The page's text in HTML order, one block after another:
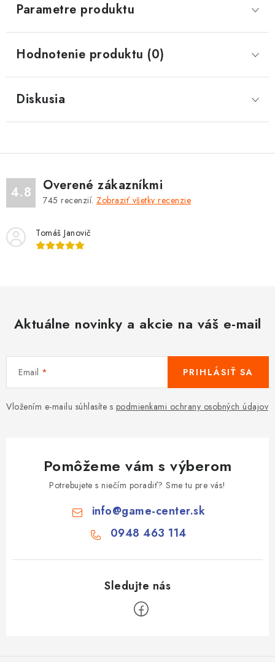
Parametre produktu
Hodnotenie produktu (0)
Diskusia
4.8 Overené zákazníkmi
745 recenzií. Zobraziť všetky recenzie
Tomáš Janovič
Aktuálne novinky a akcie na váš e-mail
Email
Vložením e-mailu súhlasíte s podmienkami ochrany osobných údajov
PRIHLÁSIŤ SA
Pomôžeme vám s výberom
Potrebujete s niečím poradiť? Sme tu pre vás!
info@game-center.sk
0948 463 114